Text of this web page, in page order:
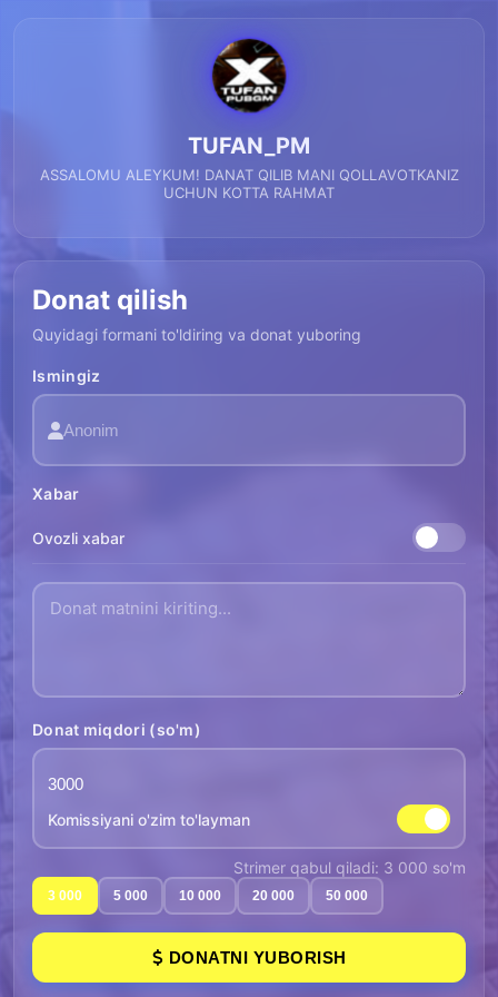
TUFAN_PM
ASSALOMU ALEYKUM! DANAT QILIB MANI QOLLAVOTKANIZ
UCHUN KOTTA RAHMAT
Donat qilish
Quyidagi formani to'ldiring va donat yuboring
Ismingiz
Xabar
Ovozli xabar
Donat miqdori (so'm)
Komissiyani o'zim to'layman
Strimer qabul qiladi: 3 000 so'm
3 000 5 000 10 000 20 000 50 000
DONATNI YUBORISH